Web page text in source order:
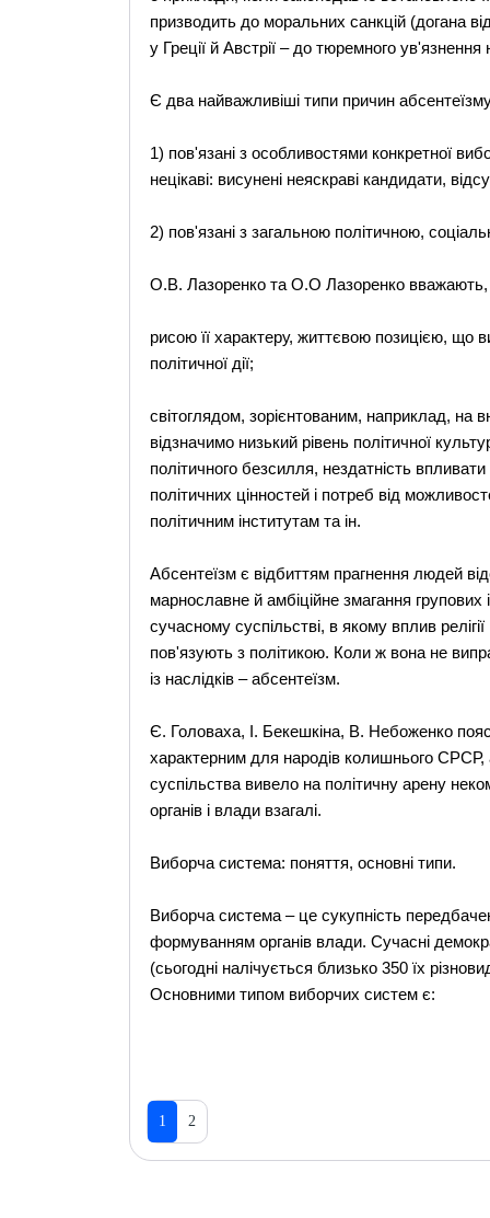
призводить до моральних санкцій (догана
у Греції й Австрії – до тюремного
Є два найважливіші типи причин
1) пов'язані з особливостями конкретної
нецікаві: висунені неяскраві кандидати,
2) пов'язані з загальною політичною,
О.В. Лазоренко та О.О Лазоренко вважають,
рисою її характеру, життєвою позицією, що
політичної дії;
світоглядом, зорієнтованим, наприклад, на
відзначимо низький рівень політичної
політичного безсилля, нездатність
політичних цінностей і потреб від
політичним інститутам та ін.
Абсентеїзм є відбиттям прагнення людей
марнославне й амбіційне змагання
сучасному суспільстві, в якому вплив
пов'язують з політикою. Коли ж вона не
із наслідків – абсентеїзм.
Є. Головаха, І. Бекешкіна, В. Небоженко
характерним для народів колишнього СРСР,
суспільства вивело на політичну арену
органів і влади взагалі.
Виборча система: поняття, основні типи.
Виборча система – це сукупність
формуванням органів влади. Сучасні
(сьогодні налічується близько 350 їх
Основними типом виборчих систем є:
1 2